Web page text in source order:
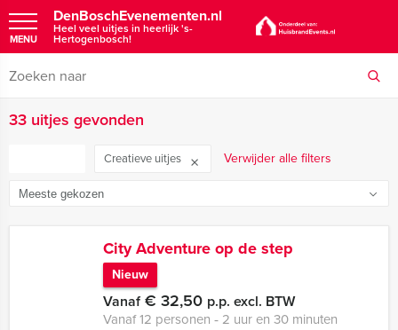
DenBoschEvenementen.nl
Heel veel uitjes in heerlijk 's-
Hertogenbosch!
MENU
33 uitjes gevonden
Creatieve uitjes Verwijder alle filters
City Adventure op de step
Nieuw
Vanaf€ 32,50 p.p. excl. BTW
Vanaf 12 personen ‐ 2 uur en 30 minuten